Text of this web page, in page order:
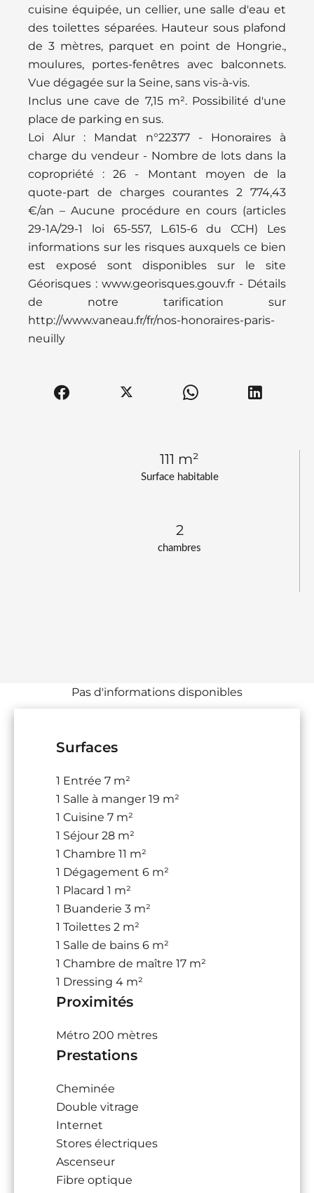
Surface habitable
111 m²
chambres
2
cuisine équipée, un cellier, une salle d'eau et
des toilettes séparées. Hauteur sous plafond
de 3 mètres, parquet en point de Hongrie.,
moulures, portes-fenêtres avec balconnets.
Vue dégagée sur la Seine, sans vis-à-vis.
Inclus une cave de 7,15 m². Possibilité d'une
place de parking en sus.
Loi Alur : Mandat n°22377 - Honoraires à
charge du vendeur - Nombre de lots dans la
copropriété : 26 - Montant moyen de la
quote-part de charges courantes 2 774,43
€/an – Aucune procédure en cours (articles
29-1A/29-1 loi 65-557, L.615-6 du CCH) Les
informations sur les risques auxquels ce bien
est exposé sont disponibles sur le site
Géorisques : www.georisques.gouv.fr - Détails
de notre tarification sur
http://www.vaneau.fr/fr/nos-honoraires-paris-
neuilly
Pas d'informations disponibles
Surfaces
1 Entrée 7 m²
1 Salle à manger 19 m²
1 Cuisine 7 m²
1 Séjour 28 m²
1 Chambre 11 m²
1 Dégagement 6 m²
1 Placard 1 m²
1 Buanderie 3 m²
1 Toilettes 2 m²
1 Salle de bains 6 m²
1 Chambre de maître 17 m²
1 Dressing 4 m²
Proximités
Métro 200 mètres
Prestations
Cheminée
Double vitrage
Internet
Stores électriques
Ascenseur
Fibre optique